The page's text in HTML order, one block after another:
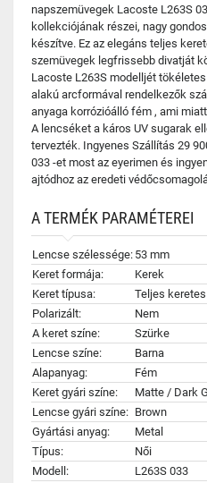
napszemüvegek Lacoste L263S
kollekciójának részei, nagy
készítve. Ez az elegáns teljes
szemüvegek legfrissebb divatját
Lacoste L263S modelljét
alakú arcformával rendelkezők
anyaga korrózióálló fém , ami
A lencséket a káros UV sugarak
tervezték. Ingyenes Szállítás 29
033 -et most az eyerimen és
ajtódhoz az eredeti
A TERMÉK PARAMÉTEREI
Lencse szélessége: 53 mm
Keret formája:
Kerek
Keret típusa:
Teljes keretes
Polarizált:
Nem
A keret színe:
Szürke
Lencse színe:
Barna
Alapanyag:
Fém
Keret gyári színe:
Matte / Dark
Lencse gyári színe: Brown
Gyártási anyag:
Metal
Típus:
Női
Modell:
L263S 033